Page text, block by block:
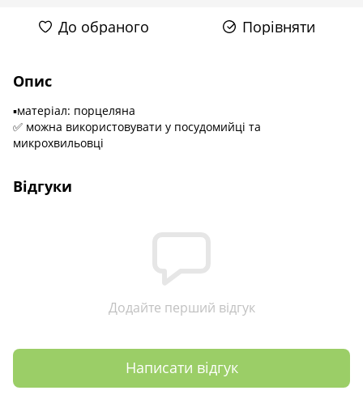
До обраного Порівняти
Опис
▪️матеріал: порцеляна
✅ можна використовувати у посудомийці та
микрохвильовці
Відгуки
Додайте перший відгук
Написати відгук